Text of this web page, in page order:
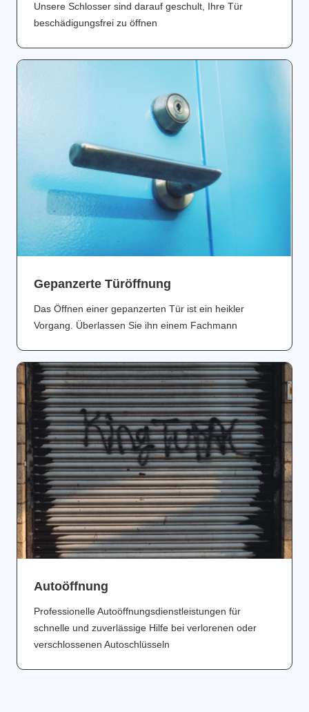
Unsere Schlosser sind darauf geschult, Ihre Tür
beschädigungsfrei zu öffnen
Gepanzerte Türöffnung
Das Öffnen einer gepanzerten Tür ist ein heikler
Vorgang. Überlassen Sie ihn einem Fachmann
Аutoöffnung
Professionelle Autoöffnungsdienstleistungen für
schnelle und zuverlässige Hilfe bei verlorenen oder
verschlossenen Autoschlüsseln